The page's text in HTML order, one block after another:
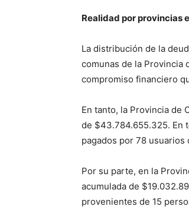
Realidad por provincias
La distribución de la
comunas de la Provincia
compromiso financiero
En tanto, la Provincia de
de $43.784.655.325. En
pagados por 78 usuarios
Por su parte, en la
acumulada de
provenientes de 15